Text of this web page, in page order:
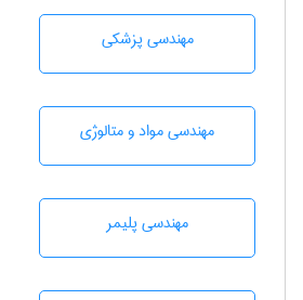
مهندسی پزشکی
مهندسی مواد و متالوژی
مهندسی پليمر